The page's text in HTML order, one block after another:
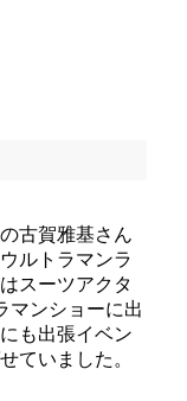
古賀雅基さん
ルトラマンラ
スーツアクタ
マンショーに出
も出張イベン
ていました。